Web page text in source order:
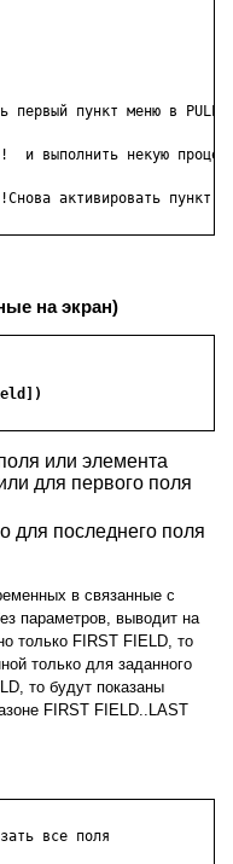
первый пункт меню в
и выполнить некую
активировать пункт
на экран)
или элемента
для первого поля
для последнего поля
в связанные с
параметров, выводит на
только FIRST FIELD, то
только для заданного
то будут показаны
FIRST FIELD..LAST
все поля